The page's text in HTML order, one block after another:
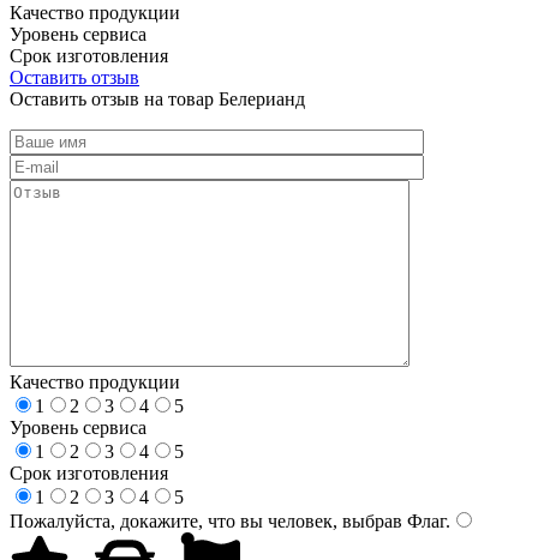
Качество продукции
Уровень сервиса
Срок изготовления
Оставить отзыв
Оставить отзыв на товар Белерианд
Качество продукции
1
2 3 4
5
Уровень сервиса
1
2 3 4
5
Срок изготовления
1
2 3 4
5
Пожалуйста, докажите, что вы человек, выбрав Флаг.